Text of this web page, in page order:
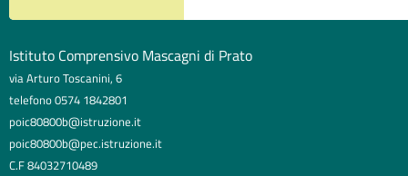
Istituto Comprensivo Mascagni di Prato
via Arturo Toscanini, 6
telefono 0574 1842801
poic80800b@istruzione.it
poic80800b@pec.istruzione.it
C.F 84032710489